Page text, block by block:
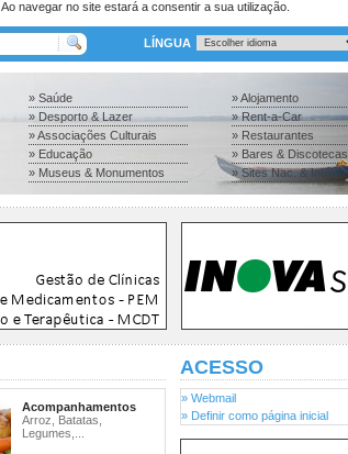
. Ao navegar no site estará a consentir a sua utilização.
LÍNGUA
» Saúde
» Desporto & Lazer
» Associações Culturais
» Educação
» Museus & Monumentos
» Alojamento
» Rent-a-Car
» Restaurantes
» Bares & Discotecas
» Sites Nac. & Inter.
Acompanhamentos
Arroz, Batatas,
Legumes,...
ACESSO
» Webmail
» Definir como página inicial